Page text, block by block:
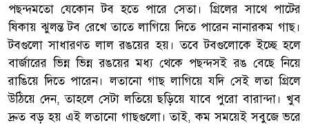
পছন্দমতো যেকোন টব হতে পারে সেতা। গ্রিলের সাথে পাটের
ষিকায় ঝুলন্ত টব রেখে তাতে লাগিয়ে দিতে পারেন নানারকম গাছ।
টবগুলো সাধারণত লাল রঙয়ের হয়। তবে টবগুলোকে ইচ্ছে হলে
বার্জারের ভিন্ন ভিন্ন রঙয়ের মধ্য থেকে পছন্দসই রঙ বেছে নিয়ে
রাঙিয়ে দিতে পারেন। লতানো গাছ লাগিয়ে যদি সেই লতা গ্রিলে
উঠিয়ে দেন, তাহলে সেটা লতিয়ে ছড়িয়ে যাবে পুরো বারান্দা। খুব
দ্রুত বড় হয় এই লতানো গাছগুলো। তাই, কম সময়েই সবুজে ভরে